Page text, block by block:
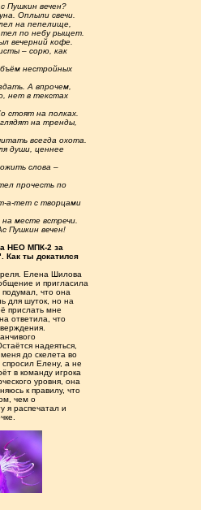
Пушкин вечен?
Оплыли свечи.
на пепелище,
тел по небу рыщет.
вечерний кофе.
– сорю, как
нестройных
А впрочем,
нет в текстах
стоят на полках.
на тренды,
всегда охота.
души, ценнее
слова –
прочесть по
а-тет с творцами
месте встречи.
Пушкин вечен!
НЕО МПК-2 за
Как ты докатился
Елена Шилова
и пригласила
что она
для шуток, но на
прислать мне
ответила, что
надеяться,
до скелета во
Елену, а не
в команду игрока
уровня, она
к правилу, что
чем о
я распечатал и